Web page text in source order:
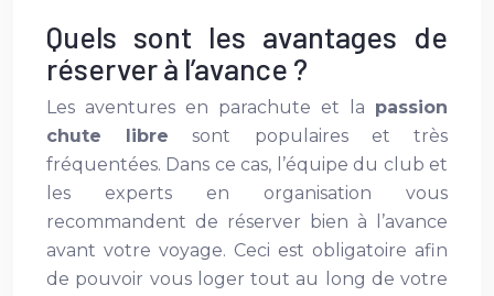
Quels sont les avantages de
réserver à l’avance ?
Les aventures en parachute et la passion
chute libre sont populaires et très
fréquentées. Dans ce cas, l’équipe du club et
les experts en organisation vous
recommandent de réserver bien à l’avance
avant votre voyage. Ceci est obligatoire afin
de pouvoir vous loger tout au long de votre